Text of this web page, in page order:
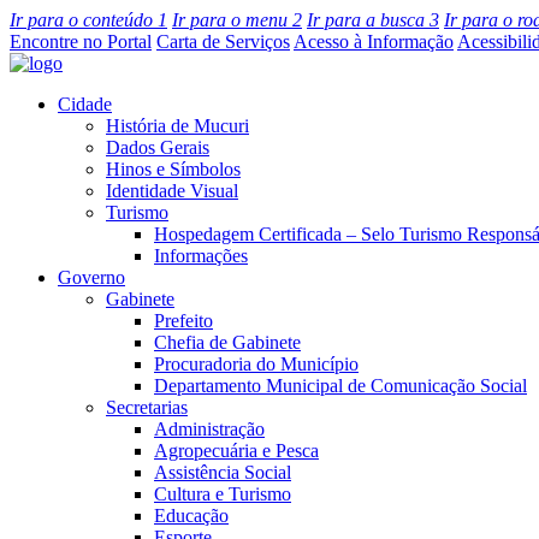
Ir para o conteúdo 1 Ir para o menu 2 Ir para a busca 3 Ir para o
Encontre no Portal Carta de Serviços Acesso à Informação
Cidade
História de Mucuri
Dados Gerais
Hinos e Símbolos
Identidade Visual
Turismo
Hospedagem Certificada – Selo Turismo
Informações
Governo
Gabinete
Prefeito
Chefia de Gabinete
Procuradoria do Município
Departamento Municipal de Comunicação Social
Secretarias
Administração
Agropecuária e Pesca
Assistência Social
Cultura e Turismo
Educação